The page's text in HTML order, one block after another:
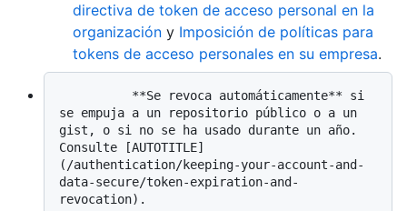
directiva de token de acceso personal en la
organización y Imposición de políticas para
tokens de acceso personales en su empresa.
se empuja a un repositorio público o a un
gist, o si no se ha usado durante un año.
Consulte [AUTOTITLE]
(/authentication/keeping-your-account-and-
data-secure/token-expiration-and-